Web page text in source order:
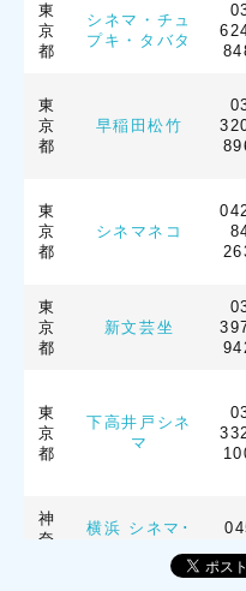
東
京
都
シネマ・チュ
プキ・タバタ
東
京
都
早稲田松竹
東
京
都
シネマネコ
東
京
都
新文芸坐
東
京
都
下高井戸シネ
マ
神
奈
横浜 シネマ･